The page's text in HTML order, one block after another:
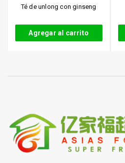
Té de unlong con ginseng
Agregar al carrito